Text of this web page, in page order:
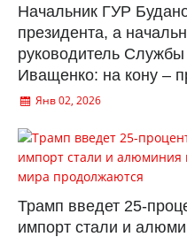
Начальник ГУР
президента, а
руководитель
Иващенко: на кону –
Янв 02, 2026
Трамп введет 25-
импорт стали и